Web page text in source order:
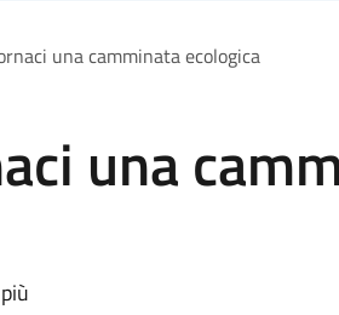
una camminata ecologica
una